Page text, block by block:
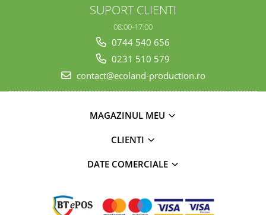
SUPORT CLIENTI
08:00-17:00
0744 540 656
0231 510 579
contact@ecoland-production.ro
MAGAZINUL MEU
CLIENTI
DATE COMERCIALE